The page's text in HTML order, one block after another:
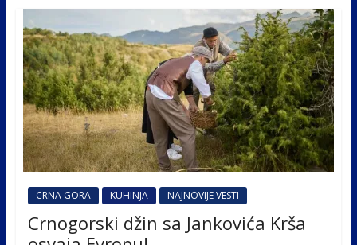
CRNA GORA KUHINJA NAJNOVIJE VESTI
Crnogorski džin sa Jankovića Krša